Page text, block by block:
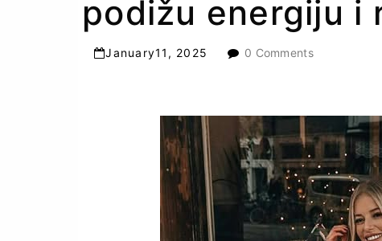
podižu energiju i
January11 , 2025 0 Comments